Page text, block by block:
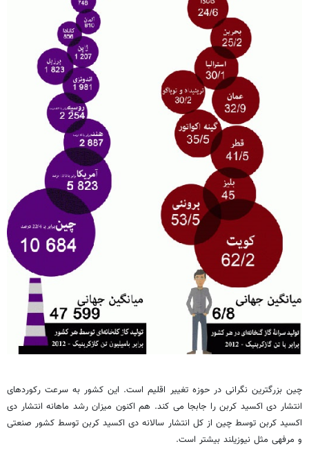
چین بزرگترین نگرانی در حوزه تغییر اقلیم است. این کشور به سرعت رکوردهای
انتشار دی اکسید کربن را جابجا می کند. هم اکنون میزان رشد ماهانه انتشار دی
اکسید کربن توسط چین از کل انتشار سالانه دی اکسید کربن توسط کشور صنعتی
و مرفهی مثل نیوزیلند بیشتر است.